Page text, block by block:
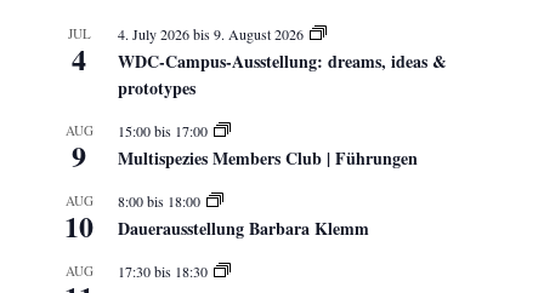
JUL
4
4. July 2026bis9. August 2026
WDC-Campus-Ausstellung: dreams, ideas &
prototypes
AUG
9
15:00bis 17:00
Multispezies Members Club | Führungen
AUG
10
8:00bis 18:00
Dauerausstellung Barbara Klemm
AUG 17:30bis 18:30